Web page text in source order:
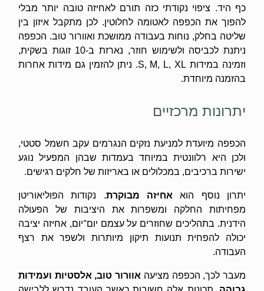
כף היד. ציפוי נקודתי כזה תורם לאחיזה טובה יותר מבלי
להפוך את הכפפה לאטומה לחלוטין. לכן מתקבל איזון בין
שליטה בחלק, נוחות בעבודה ממושכת ואוורור טוב. הכפפה
ניתנת לכביסה ולשימוש חוזר, נארזת ב-10 זוגות בשקית,
וזמינה במידות S, M, L, XL. ניתן להזמין גם מידות אחרות
בהזמנה מיוחדת.
יתרונות מרכזיים
הכפפה מיועדת למניעת נזקים הנגרמים עקב חשמל סטטי,
ולכן היא רלוונטית במיוחד בעמדות שבהן המפעיל נוגע
ישירות ברכיבים, במכלולים או באריזות של חלקים רגישים.
יתרון נוסף הוא אחיזה מבוקרת. נקודות הפוליאוריטן
מפחיתות החלקה ומשפרות את היציבות של הפעולה
הידנית. בתהליכים שחוזרים על עצמם יום־יום, אחיזה יציבה
יכולה להפחית תנועות תיקון מיותרות ולשפר את רצף
העבודה.
מעבר לכך, הכפפה מציעה אוורור טוב, אלסטיות ועמידות